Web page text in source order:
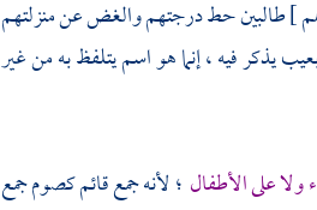
هم ] طالبين حط درجتهم والغض عن منزلتهم
يذكر فيه ، إنما هو اسم يتلفظ به من غير
ولا على الأطفال ؛ لأنه جمع قائم كصوم جمع